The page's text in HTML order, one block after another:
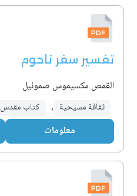
تفسير سفر ناحوم
القمص مكسيموس صموئيل
ثقافة مسيحية , كتاب مقدس
معلومات